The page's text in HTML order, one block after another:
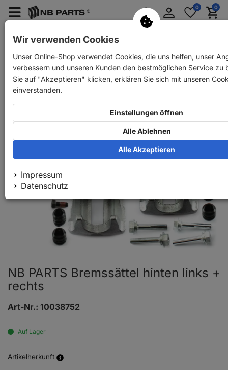
Menü
PKW Anhänger Ersatzteile
AnmeldenMerkzettel
aufklappen
0 0
Zurück PKW Ersatzteile NB PARTS Bremssättel hinten links +
NB PARTS Bremssättel hinten links +
rechts
Art-Nr.: 10038752
Auf Lager
Artikelherkunft
Wir verwenden Cookies
Unser Online-Shop verwendet Cookies, die uns helfen, unser
verbessern und unseren Kunden den bestmöglichen Service zu
Sie auf "Akzeptieren" klicken, erklären Sie sich mit unseren
einverstanden.
Einstellungen öffnen
Alle Ablehnen
Alle Akzeptieren
Impressum
Datenschutz